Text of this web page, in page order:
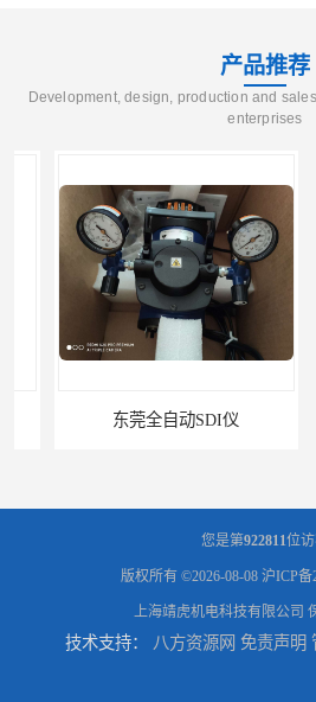
产品推荐
Development, design, production and
enterprises
东莞全自动SDI仪
您是第922811位
版权所有 ©2026-08-08 沪ICP备
上海靖虎机电科技有限公司
技术支持： 八方资源网 免责声明